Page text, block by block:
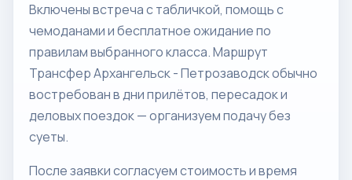
Включены встреча с табличкой, помощь с
чемоданами и бесплатное ожидание по
правилам выбранного класса. Маршрут
Трансфер Архангельск - Петрозаводск обычно
востребован в дни прилётов, пересадок и
деловых поездок — организуем подачу без
суеты.
После заявки согласуем стоимость и время